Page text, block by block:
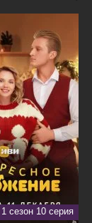
1 сезон 10 серия